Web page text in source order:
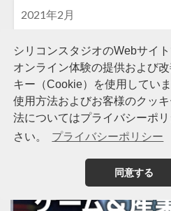
シリコンスタジオのWebサイ
オンライン体験の提供および
キー（Cookie）を使用してい
使用方法およびお客様のクッ
法についてはプライバシーポ
さい。
プライバシーポリシー
同意する
2021年2月
2021年1月